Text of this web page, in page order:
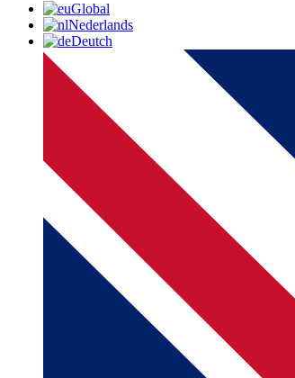
Global
Nederlands
Deutch